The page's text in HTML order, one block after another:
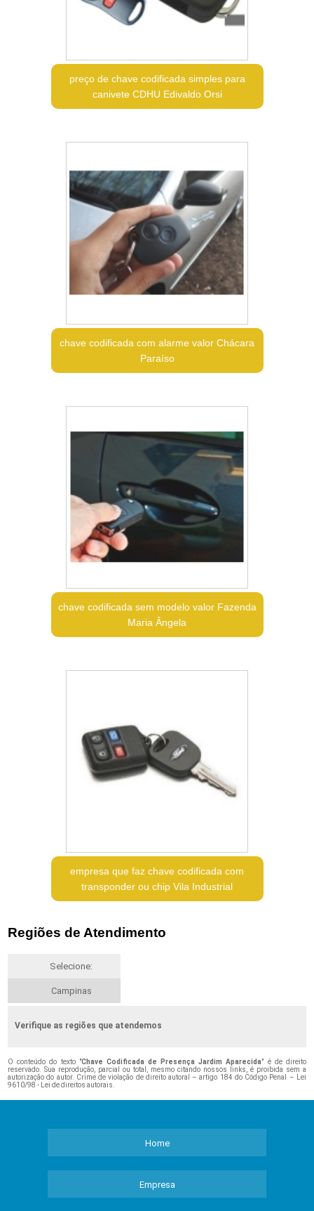
preço de chave codificada simples para
canivete CDHU Edivaldo Orsi
chave codificada com alarme valor Chácara
Paraíso
chave codificada sem modelo valor Fazenda
Maria Ângela
empresa que faz chave codificada com
transponder ou chip Vila Industrial
Regiões de Atendimento
Selecione:
Campinas
Verifique as regiões que atendemos
O conteúdo do texto "Chave Codificada de Presença Jardim Aparecida" é de direito
reservado. Sua reprodução, parcial ou total, mesmo citando nossos links, é proibida sem a
autorização do autor. Crime de violação de direito autoral – artigo 184 do Código Penal – Lei
9610/98 - Lei de direitos autorais.
Home
Empresa